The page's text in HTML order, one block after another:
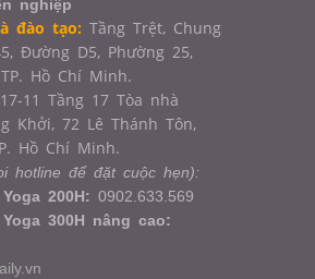
nghiệp
đào tạo: Tầng Trệt, Chung
Đường D5, Phường 25,
Hồ Chí Minh.
11 Tầng 17 Tòa nhà
Khởi, 72 Lê Thánh Tôn,
Hồ Chí Minh.
hotline để đặt cuộc hẹn):
200H: 0902.633.569
300H nâng cao: